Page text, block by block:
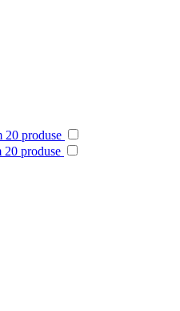
20 produse
20 produse